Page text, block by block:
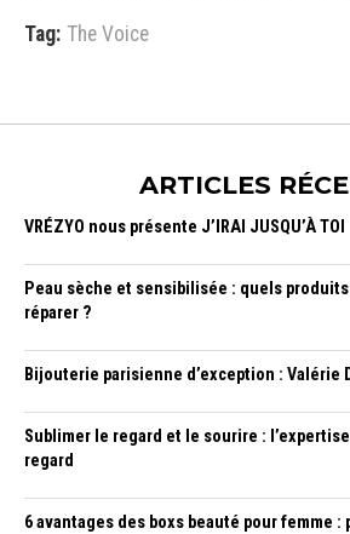
Tag: The Voice
ARTICLES
VRÉZYO nous présente J’IRAI JUSQU’À TOI
Peau sèche et sensibilisée : quels
réparer ?
Bijouterie parisienne d’exception : Valérie
Sublimer le regard et le sourire :
regard
6 avantages des boxs beauté pour femme :